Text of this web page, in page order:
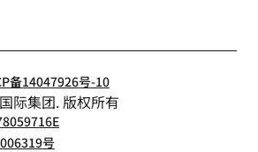
备14047926号-10
际集团. 版权所有
号